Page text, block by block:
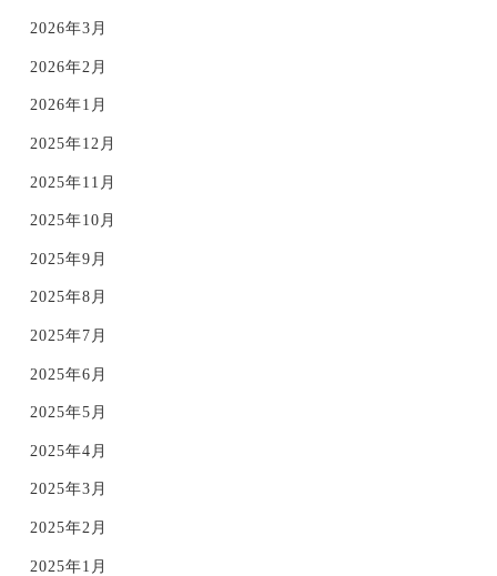
2026年3月
2026年2月
2026年1月
2025年12月
2025年11月
2025年10月
2025年9月
2025年8月
2025年7月
2025年6月
2025年5月
2025年4月
2025年3月
2025年2月
2025年1月